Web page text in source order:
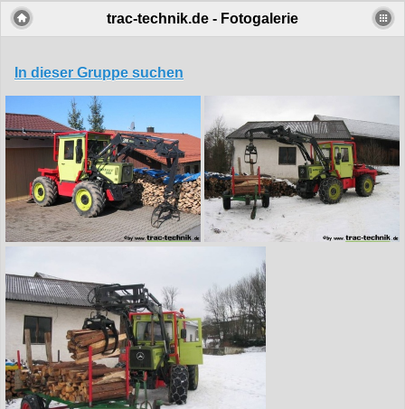
trac-technik.de - Fotogalerie
In dieser Gruppe suchen